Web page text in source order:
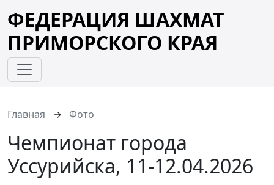
ФЕДЕРАЦИЯ ШАХМАТ
ПРИМОРСКОГО КРАЯ
Главная Фото
Чемпионат города
Уссурийска, 11-12.04.2026